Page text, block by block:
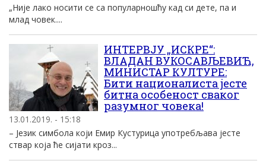
„Није лако носити се са популарношћу кад си дете, па и
млад човек....
ИНТЕРВЈУ „ИСКРЕ“:
ВЛАДАН ВУКОСАВЉЕВИЋ,
МИНИСТАР КУЛТУРЕ:
Бити националиста јесте
битна особеност сваког
разумног човека!
13.01.2019. - 15:18
– Језик симбола који Емир Кустурица употребљава јесте
ствар која ће сијати кроз...